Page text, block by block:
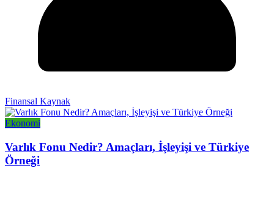
Finansal Kaynak
Ekonomi
Varlık Fonu Nedir? Amaçları, İşleyişi ve Türkiye
Örneği